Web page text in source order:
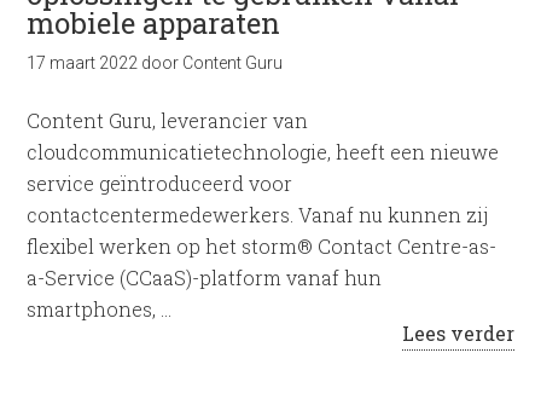
mobiele apparaten
17 maart 2022 door Content Guru
Content Guru, leverancier van
cloudcommunicatietechnologie, heeft een nieuwe
service geïntroduceerd voor
contactcentermedewerkers. Vanaf nu kunnen zij
flexibel werken op het storm® Contact Centre-as-
a-Service (CCaaS)-platform vanaf hun
smartphones, …
Lees verder